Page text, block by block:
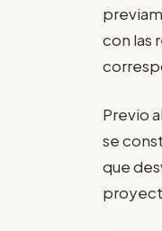
con las
Previo
se
que